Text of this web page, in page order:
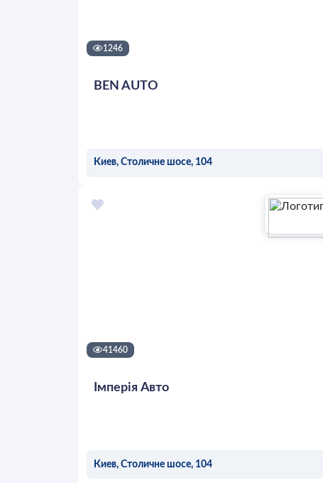
1246
BEN AUTO
Киев, Столичне шосе, 104
41460
Імперія Авто
Киев, Столичне шосе, 104